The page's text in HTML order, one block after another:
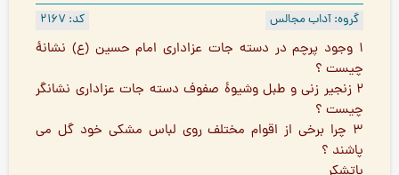
کد: 2167 گروه: آداب مجالس
1 وجود پرچم در دسته جات عزاداری امام حسین (ع) نشانۀ
چیست ؟
2 زنجیر زنی و طبل وشیوۀ صفوف دسته جات عزاداری نشانگر
چیست ؟
3 چرا برخی از اقوام مختلف روی لباس مشکی خود گل می
پاشند ؟